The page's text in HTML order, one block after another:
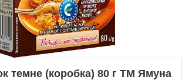
темне (коробка) 80 г ТМ Ямуна